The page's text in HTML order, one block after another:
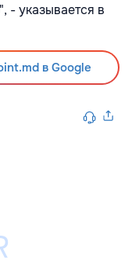
- указывается в
в Google